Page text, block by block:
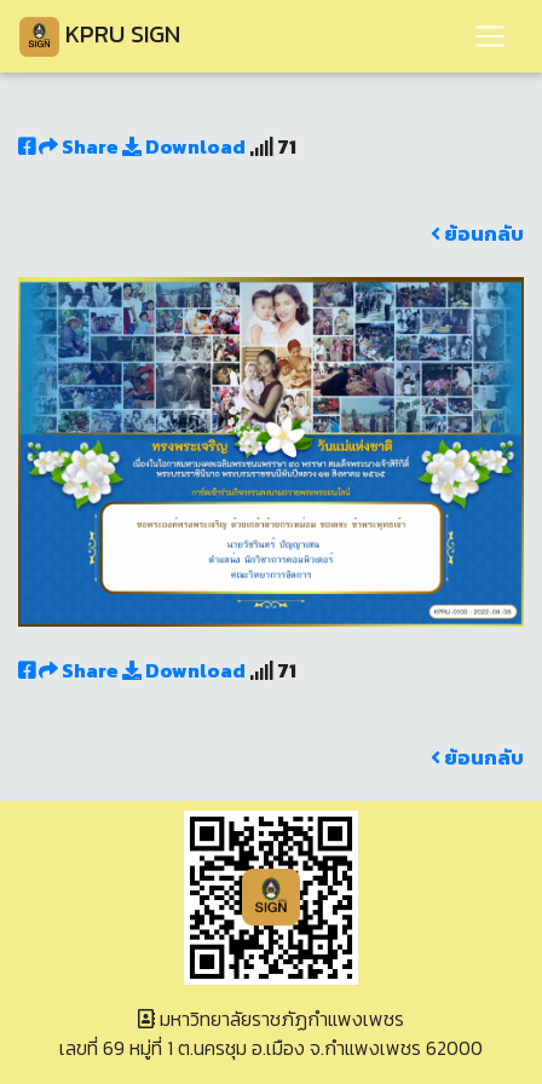
KPRU SIGN
Share Download 71
ย้อนกลับ
Share Download 71
ย้อนกลับ
มหาวิทยาลัยราชภัฏกำแพงเพชร
เลขที่ 69 หมู่ที่ 1 ต.นครชุม อ.เมือง จ.กำแพงเพชร 62000